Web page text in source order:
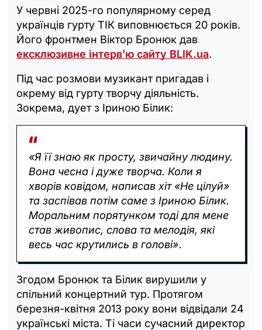
У червні 2025-го популярному серед
українців гурту ТІК виповнюється 20 років.
Його фронтмен Віктор Бронюк дав
ексклюзивне інтерв’ю сайту BLIK.ua.
Під час розмови музикант пригадав і
окрему від гурту творчу діяльність.
Зокрема, дует з Іриною Білик:
«Я її знаю як просту, звичайну людину.
Вона чесна і дуже творча. Коли я
хворів ковідом, написав хіт «Не цілуй»
та заспівав потім саме з Іриною Білик.
Моральним порятунком тоді для мене
став живопис, слова та мелодія, які
весь час крутились в голові».
Згодом Бронюк та Білик вирушили у
спільний концертний тур. Протягом
березня-квітня 2013 року вони відвідали 24
українські міста. Ті часи сучасний директор